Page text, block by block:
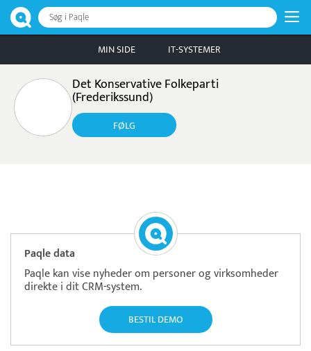
Søg i Paqle
MIN SIDE IT-SYSTEMER
Det Konservative Folkeparti
(Frederikssund)
FØLG
Paqle data
Paqle kan vise nyheder om personer og virksomheder
direkte i dit CRM-system.
BESTIL DEMO